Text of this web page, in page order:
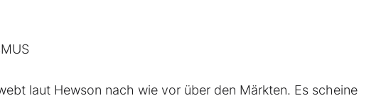
laut Hewson nach wie vor über den Märkten. Es scheine